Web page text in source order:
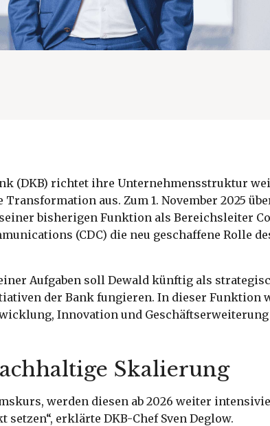
(DKB) richtet ihre Unternehmensstruktur
Transformation aus. Zum 1. November 2025
bisherigen Funktion als Bereichsleiter
(CDC) die neu geschaffene Rolle
Aufgaben soll Dewald künftig als
der Bank fungieren. In dieser Funktion
Innovation und
Skalierung
werden diesen ab 2026 weiter
setzen“, erklärte DKB-Chef Sven Deglow.